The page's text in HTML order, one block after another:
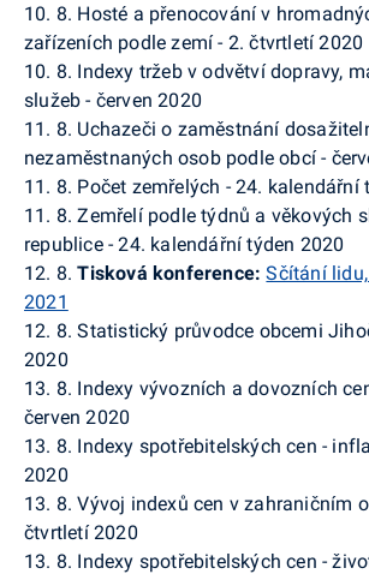
10. 8. Hosté a přenocování v
zařízeních podle zemí - 2. čtvrtletí 2020
10. 8. Indexy tržeb v odvětví dopravy,
služeb - červen 2020
11. 8. Uchazeči o zaměstnání
nezaměstnaných osob podle obcí -
11. 8. Počet zemřelých - 24. kalendářní
11. 8. Zemřelí podle týdnů a věkových
republice - 24. kalendářní týden 2020
12. 8.Tisková konference: Sčítání
2021
12. 8. Statistický průvodce obcemi
2020
13. 8. Indexy vývozních a dovozních
červen 2020
13. 8. Indexy spotřebitelských cen -
2020
13. 8. Vývoj indexů cen v zahraničním
čtvrtletí 2020
13. 8. Indexy spotřebitelských cen -